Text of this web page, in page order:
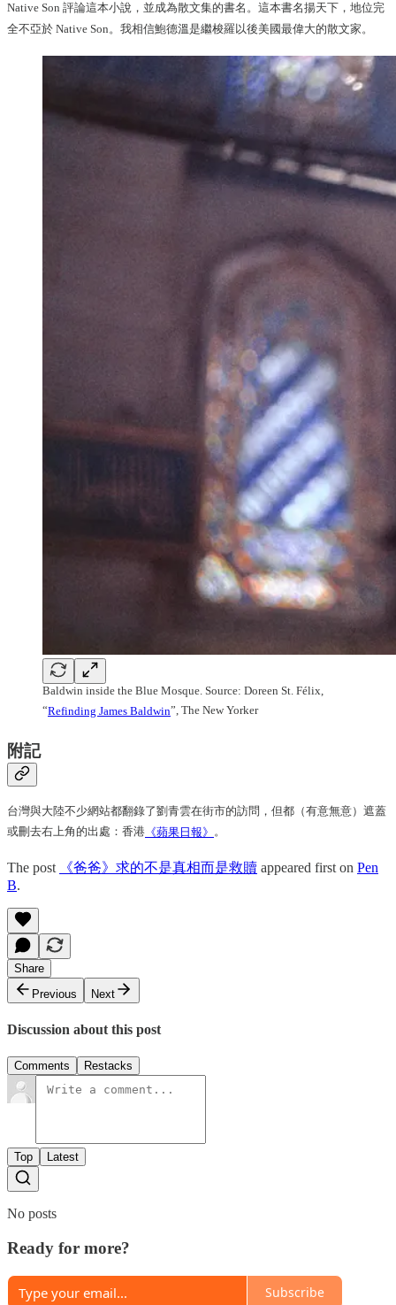
Native Son 評論這本小說，並成為散文集的書名。這本書名揚天下，地位完
全不亞於 Native Son。我相信鮑德溫是繼梭羅以後美國最偉大的散文家。
Baldwin inside the Blue Mosque. Source: Doreen St. Félix,
“Refinding James Baldwin”, The New Yorker
附記
台灣與大陸不少網站都翻錄了劉青雲在街市的訪問，但都（有意無意）遮蓋
或刪去右上角的出處：香港 《蘋果日報》 。
The post 《爸爸》求的不是真相而是救贖 appeared first on Pen
B.
Share
Previous
Next
Discussion about this post
Comments Restacks
Top Latest
No posts
Ready for more?
Subscribe